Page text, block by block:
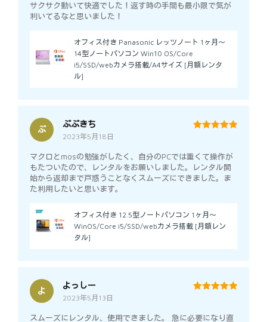
サクサク動いて快適でした！返す時の手間も最小限で気が
利いてるなと思いました！
オフィス付き Panasonic レッツノート 1ヶ月～
14型ノートパソコン Win10 OS/Core
i5/SSD/webカメラ搭載/A4サイズ [月額レンタ
ル]
ぷ
ぷぷきち
2023年5月18日
マクロとmosの勉強がしたく、自分のPCでは重くて操作が
もたついたので、レンタルをお願いしました。レンタル開
始から返却まで戸惑うことなくスムーズにできました。ま
た利用したいと思います。
オフィス付き 12.5型ノートパソコン 1ヶ月～
WinOS/Core i5/SSD/webカメラ搭載 [月額レン
タル]
よ
よっしー
2023年5月13日
スムーズにレンタル、使用できました。 急に必要になり直